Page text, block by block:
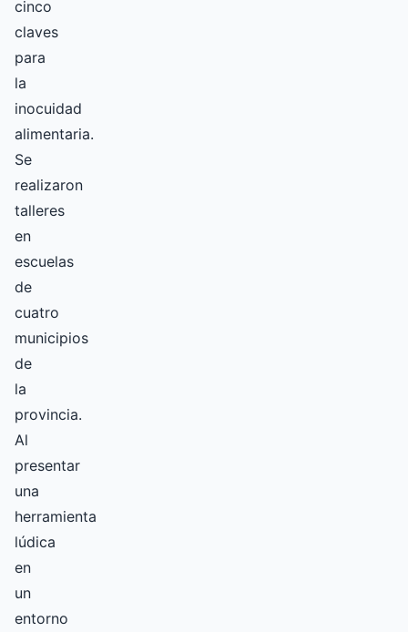
cinco
claves
para
la
inocuidad
alimentaria.
Se
realizaron
talleres
en
escuelas
de
cuatro
municipios
de
la
provincia.
Al
presentar
una
herramienta
lúdica
en
un
entorno